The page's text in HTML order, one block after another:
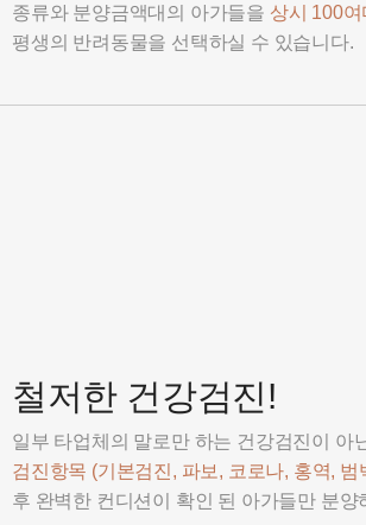
종류와 분양금액대의 아가들을 상시 100
평생의 반려동물을 선택하실 수 있습니다.
철저한 건강검진!
일부 타업체의 말로만 하는 건강검진이 아
검진항목 (기본검진, 파보, 코로나, 홍역, 범
후 완벽한 컨디션이 확인 된 아가들만 분양